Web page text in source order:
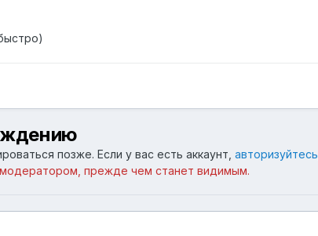
позже. Если у вас есть аккаунт, авторизуйтесь
прежде чем станет видимым.